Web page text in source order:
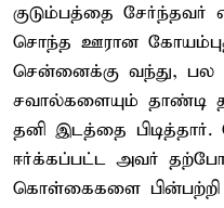
குடும்பத்தை சேர்ந்தவர்
சொந்த ஊரான
சென்னைக்கு வந்து,
சவால்களையும் தாண்டி
தனி இடத்தை
ஈர்க்கப்பட்ட அவர்
கொள்கைகளை பின்பற்றி